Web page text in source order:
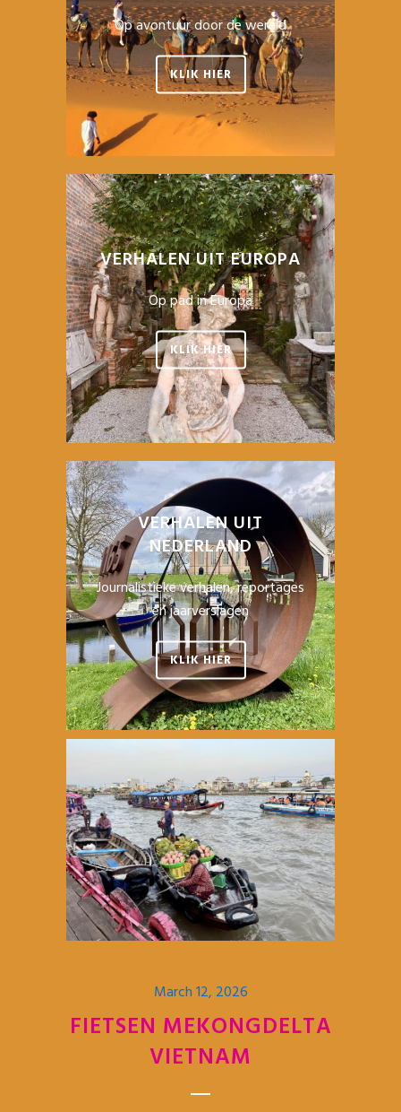
Op avontuur door de wereld
KLIK HIER
VERHALEN UIT EUROPA
Op pad in Europa
KLIK HIER
VERHALEN UIT
NEDERLAND
Journalistieke verhalen, reportages
en jaarverslagen
KLIK HIER
March 12, 2026
FIETSEN MEKONGDELTA
VIETNAM